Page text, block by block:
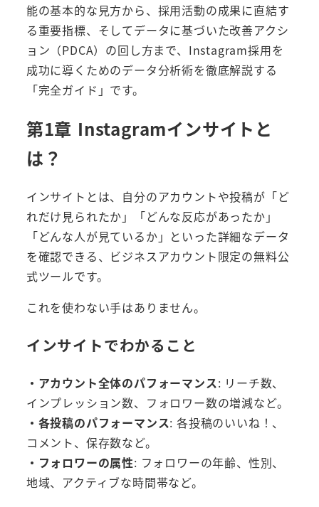
能の基本的な見方から、採用活動の成果に直結す
る重要指標、そしてデータに基づいた改善アクシ
ョン（PDCA）の回し方まで、Instagram採用を
成功に導くためのデータ分析術を徹底解説する
「完全ガイド」です。
第1章 Instagramインサイトと
は？
インサイトとは、自分のアカウントや投稿が「ど
れだけ見られたか」「どんな反応があったか」
「どんな人が見ているか」といった詳細なデータ
を確認できる、ビジネスアカウント限定の無料公
式ツールです。
これを使わない手はありません。
インサイトでわかること
・アカウント全体のパフォーマンス: リーチ数、
インプレッション数、フォロワー数の増減など。
・各投稿のパフォーマンス: 各投稿のいいね！、
コメント、保存数など。
・フォロワーの属性: フォロワーの年齢、性別、
地域、アクティブな時間帯など。